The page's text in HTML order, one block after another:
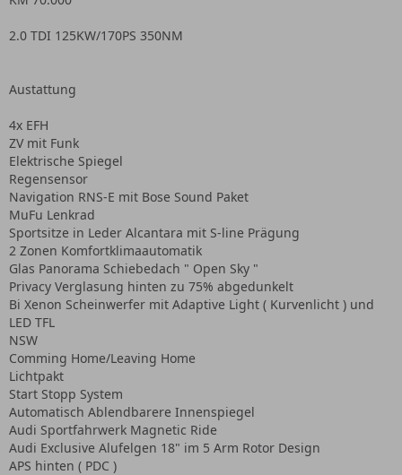
2.0 TDI 125KW/170PS 350NM
Austattung
4x EFH
ZV mit Funk
Elektrische Spiegel
Regensensor
Navigation RNS-E mit Bose Sound Paket
MuFu Lenkrad
Sportsitze in Leder Alcantara mit S-line Prägung
2 Zonen Komfortklimaautomatik
Glas Panorama Schiebedach " Open Sky "
Privacy Verglasung hinten zu 75% abgedunkelt
Bi Xenon Scheinwerfer mit Adaptive Light ( Kurvenlicht ) und
LED TFL
NSW
Comming Home/Leaving Home
Lichtpakt
Start Stopp System
Automatisch Ablendbarere Innenspiegel
Audi Sportfahrwerk Magnetic Ride
Audi Exclusive Alufelgen 18" im 5 Arm Rotor Design
APS hinten ( PDC )